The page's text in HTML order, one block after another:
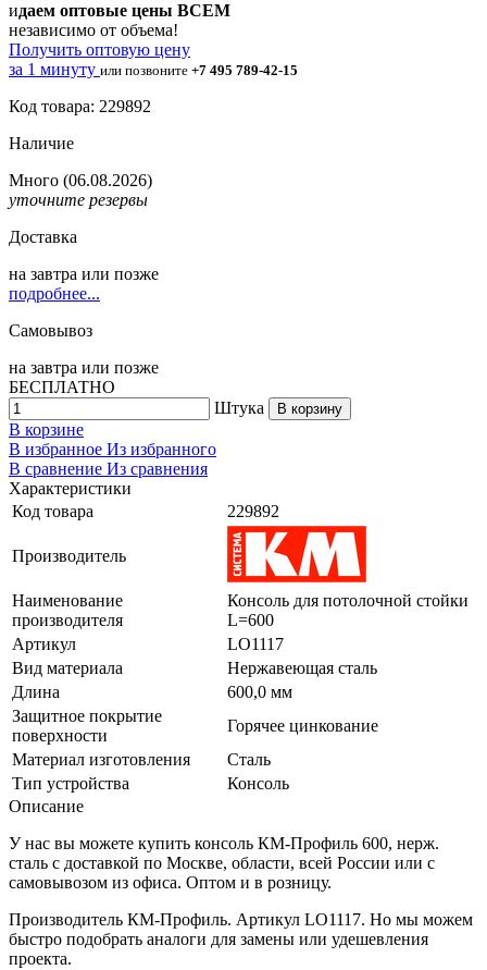
идаем оптовые цены ВСЕМ
независимо от объема!
Получить оптовую цену
за 1 минуту или позвоните +7 495 789-42-15
Код товара: 229892
Наличие
Много (06.08.2026)
уточните резервы
Доставка
на завтра или позже
подробнее...
Самовывоз
на завтра или позже
БЕСПЛАТНО
Штука
В корзину
В корзине
В избранное Из избранного
В сравнение Из сравнения
Характеристики
Код товара
229892
Производитель
Наименование
производителя
Консоль для потолочной стойки
L=600
Артикул
LO1117
Вид материала
Нержавеющая сталь
Длина
600,0 мм
Защитное покрытие
поверхности
Горячее цинкование
Материал изготовления
Сталь
Тип устройства
Консоль
Описание
У нас вы можете купить консоль КМ-Профиль 600, нерж.
сталь с доставкой по Москве, области, всей России или с
самовывозом из офиса. Оптом и в розницу.
Производитель КМ-Профиль. Артикул LO1117. Но мы можем
быстро подобрать аналоги для замены или удешевления
проекта.